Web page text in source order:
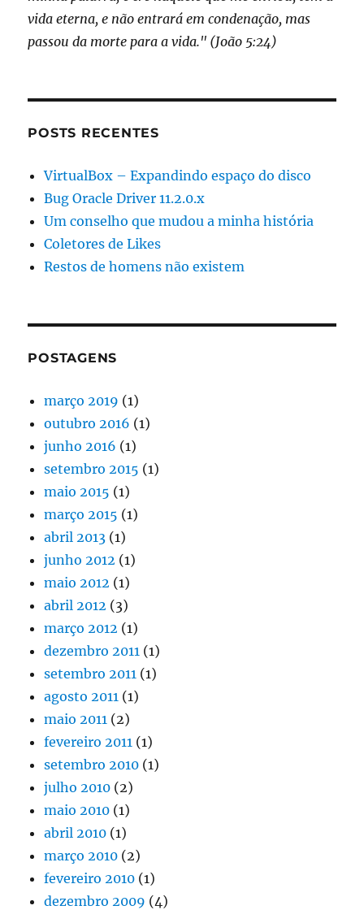
vida eterna, e não entrará em condenação, mas
passou da morte para a vida." (João 5:24)
POSTS RECENTES
VirtualBox – Expandindo espaço do disco
Bug Oracle Driver 11.2.0.x
Um conselho que mudou a minha história
Coletores de Likes
Restos de homens não existem
POSTAGENS
março 2019 (1)
outubro 2016 (1)
junho 2016 (1)
setembro 2015 (1)
maio 2015 (1)
março 2015 (1)
abril 2013 (1)
junho 2012 (1)
maio 2012 (1)
abril 2012 (3)
março 2012 (1)
dezembro 2011 (1)
setembro 2011 (1)
agosto 2011 (1)
maio 2011 (2)
fevereiro 2011 (1)
setembro 2010 (1)
julho 2010 (2)
maio 2010 (1)
abril 2010 (1)
março 2010 (2)
fevereiro 2010 (1)
dezembro 2009 (4)